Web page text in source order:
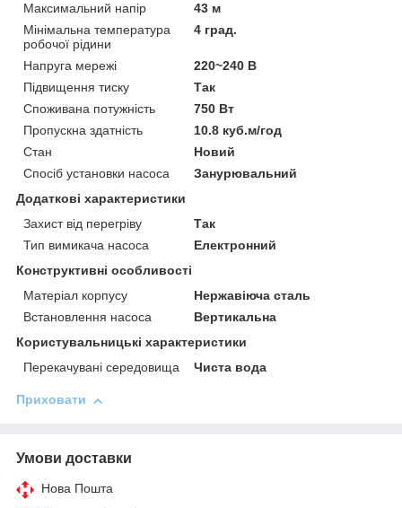
Максимальний напір
43 м
Мінімальна температура
робочої рідини
4 град.
Напруга мережі
220~240 В
Підвищення тиску
Так
Споживана потужність
750 Вт
Пропускна здатність
10.8 куб.м/год
Стан
Новий
Спосіб установки насоса
Занурювальний
Додаткові характеристики
Захист від перегріву
Так
Тип вимикача насоса
Електронний
Конструктивні особливості
Матеріал корпусу
Нержавіюча сталь
Встановлення насоса
Вертикальна
Користувальницькі характеристики
Перекачувані середовища
Чиста вода
Приховати
Умови доставки
Нова Пошта